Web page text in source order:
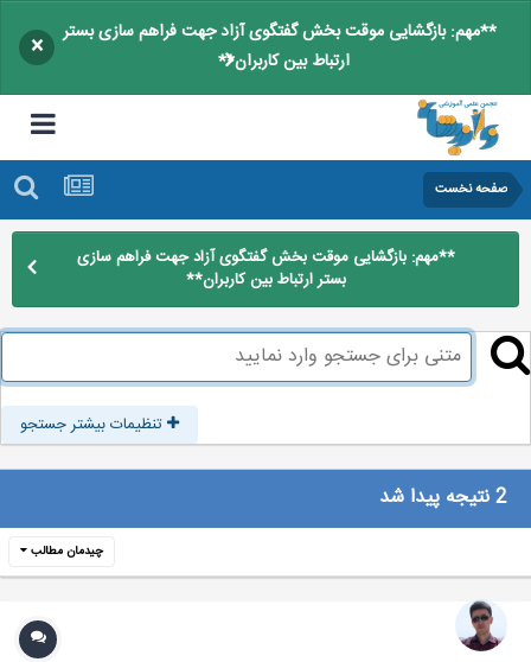
**مهم: بازگشایی موقت بخش گفتگوی آزاد جهت فراهم سازی بستر
ارتباط بین کاربران**
×
صفحه نخست
**مهم: بازگشایی موقت بخش گفتگوی آزاد جهت فراهم سازی
بستر ارتباط بین کاربران**
تنظیمات بیشتر جستجو
چیدمان مطالب